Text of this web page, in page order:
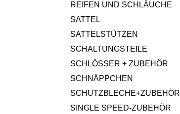
REIFEN UND SCHLÄUCHE
SATTEL
SATTELSTÜTZEN
SCHALTUNGSTEILE
SCHLÖSSER + ZUBEHÖR
SCHNÄPPCHEN
SCHUTZBLECHE+ZUBEHÖR
SINGLE SPEED-ZUBEHÖR